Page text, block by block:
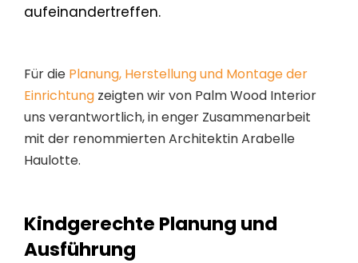
aufeinandertreffen.
Für die Planung, Herstellung und Montage der
Einrichtung zeigten wir von Palm Wood Interior
uns verantwortlich, in enger Zusammenarbeit
mit der renommierten Architektin Arabelle
Haulotte.
Kindgerechte Planung und
Ausführung